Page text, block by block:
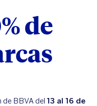
de
BBVA del 13 al 16 de